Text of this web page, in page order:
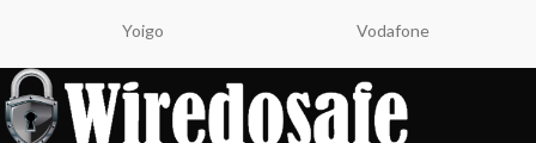
Yoigo Vodafone